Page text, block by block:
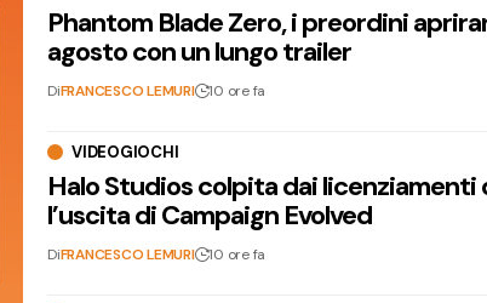
Phantom Blade Zero, i preordini
agosto con un lungo trailer
DiFRANCESCO LEMURI 10 ore fa
VIDEOGIOCHI
Halo Studios colpita dai licenziamenti
l’uscita di Campaign Evolved
DiFRANCESCO LEMURI 10 ore fa